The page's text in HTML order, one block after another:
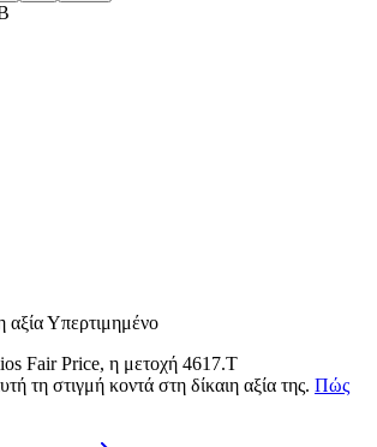
αξίαΥπερτιμημένο
Fair Price, η μετοχή 4617.T
τη στιγμή κοντά στη δίκαιη αξία της. Πώς